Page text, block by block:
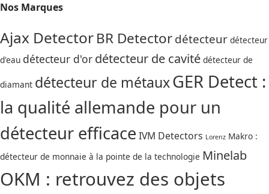
Nos Marques
Ajax DetectorBR Detectordétecteur détecteur
d'eau détecteur d'or détecteur de cavité détecteur de
diamant détecteur de métauxGER Detect :
la qualité allemande pour un
détecteur efficace IVM Detectors Lorenz Makro :
détecteur de monnaie à la pointe de la technologie Minelab
OKM : retrouvez des objets